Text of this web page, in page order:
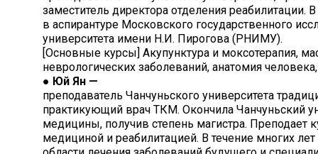
заместитель директора отделения реабилитации.
в аспирантуре Московского государственного
университета имени Н.И. Пирогова (РНИМУ).
[Основные курсы] Акупунктура и моксотерапия,
неврологических заболеваний, анатомия
● Юй Ян —
преподаватель Чанчуньского университета
практикующий врач ТКМ. Окончила Чанчуньский
медицины, получив степень магистра. Преподает
медициной и реабилитацией. В течение многих